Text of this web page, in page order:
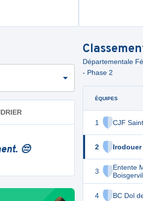
😔
Départementale
- Phase 2
ÉQUIPES
1 CJF
2
3
Entente
4 BC Dol